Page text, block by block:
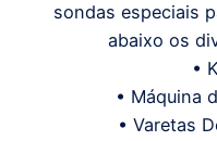
sondas especiais
abaixo os
•
• Máquina
• Varetas